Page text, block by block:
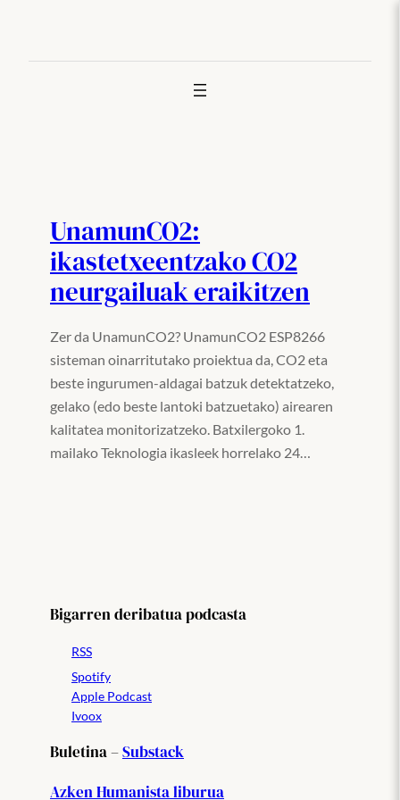
UnamunCO2:
ikastetxeentzako CO2
neurgailuak eraikitzen
Zer da UnamunCO2? UnamunCO2 ESP8266
sisteman oinarritutako proiektua da, CO2 eta
beste ingurumen-aldagai batzuk detektatzeko,
gelako (edo beste lantoki batzuetako) airearen
kalitatea monitorizatzeko. Batxilergoko 1.
mailako Teknologia ikasleek horrelako 24…
Bigarren deribatua podcasta
RSS
Spotify
Apple Podcast
Ivoox
Buletina –Substack
Azken Humanista liburua